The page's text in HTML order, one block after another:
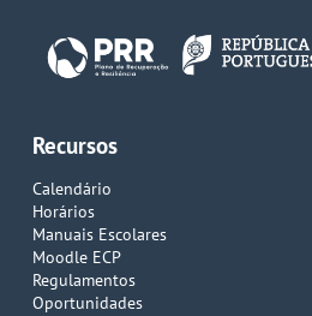
Recursos
Calendário
Horários
Manuais Escolares
Moodle ECP
Regulamentos
Oportunidades